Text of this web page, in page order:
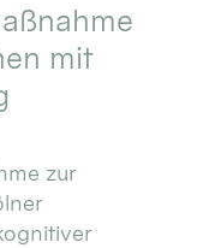
mit
zur